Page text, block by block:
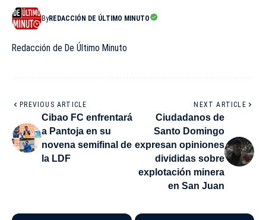
ByREDACCIÓN DE ÚLTIMO MINUTO
Redacción de De Último Minuto
PREVIOUS ARTICLE
Cibao FC enfrentará
a Pantoja en su
novena semifinal de
la LDF
NEXT ARTICLE
Ciudadanos de
Santo Domingo
expresan opiniones
divididas sobre
explotación minera
en San Juan